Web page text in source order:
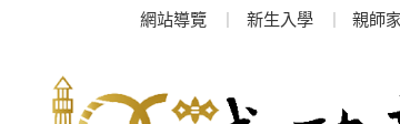
網站導覽 新生入學 親師